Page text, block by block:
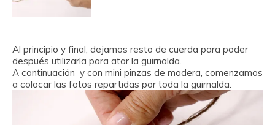
Al principio y final, dejamos resto de cuerda para poder
después utilizarla para atar la guirnalda.
A continuación y con mini pinzas de madera, comenzamos
a colocar las fotos repartidas por toda la guirnalda.